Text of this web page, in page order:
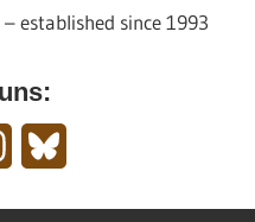
established since 1993
Instagram